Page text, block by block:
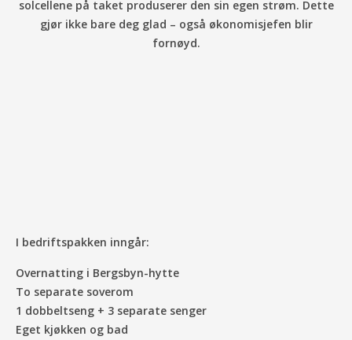
solcellene på taket produserer den sin egen strøm. Dette
gjør ikke bare deg glad – også økonomisjefen blir
fornøyd.
I bedriftspakken inngår:
Overnatting i Bergsbyn-hytte
To separate soverom
1 dobbeltseng + 3 separate senger
Eget kjøkken og bad